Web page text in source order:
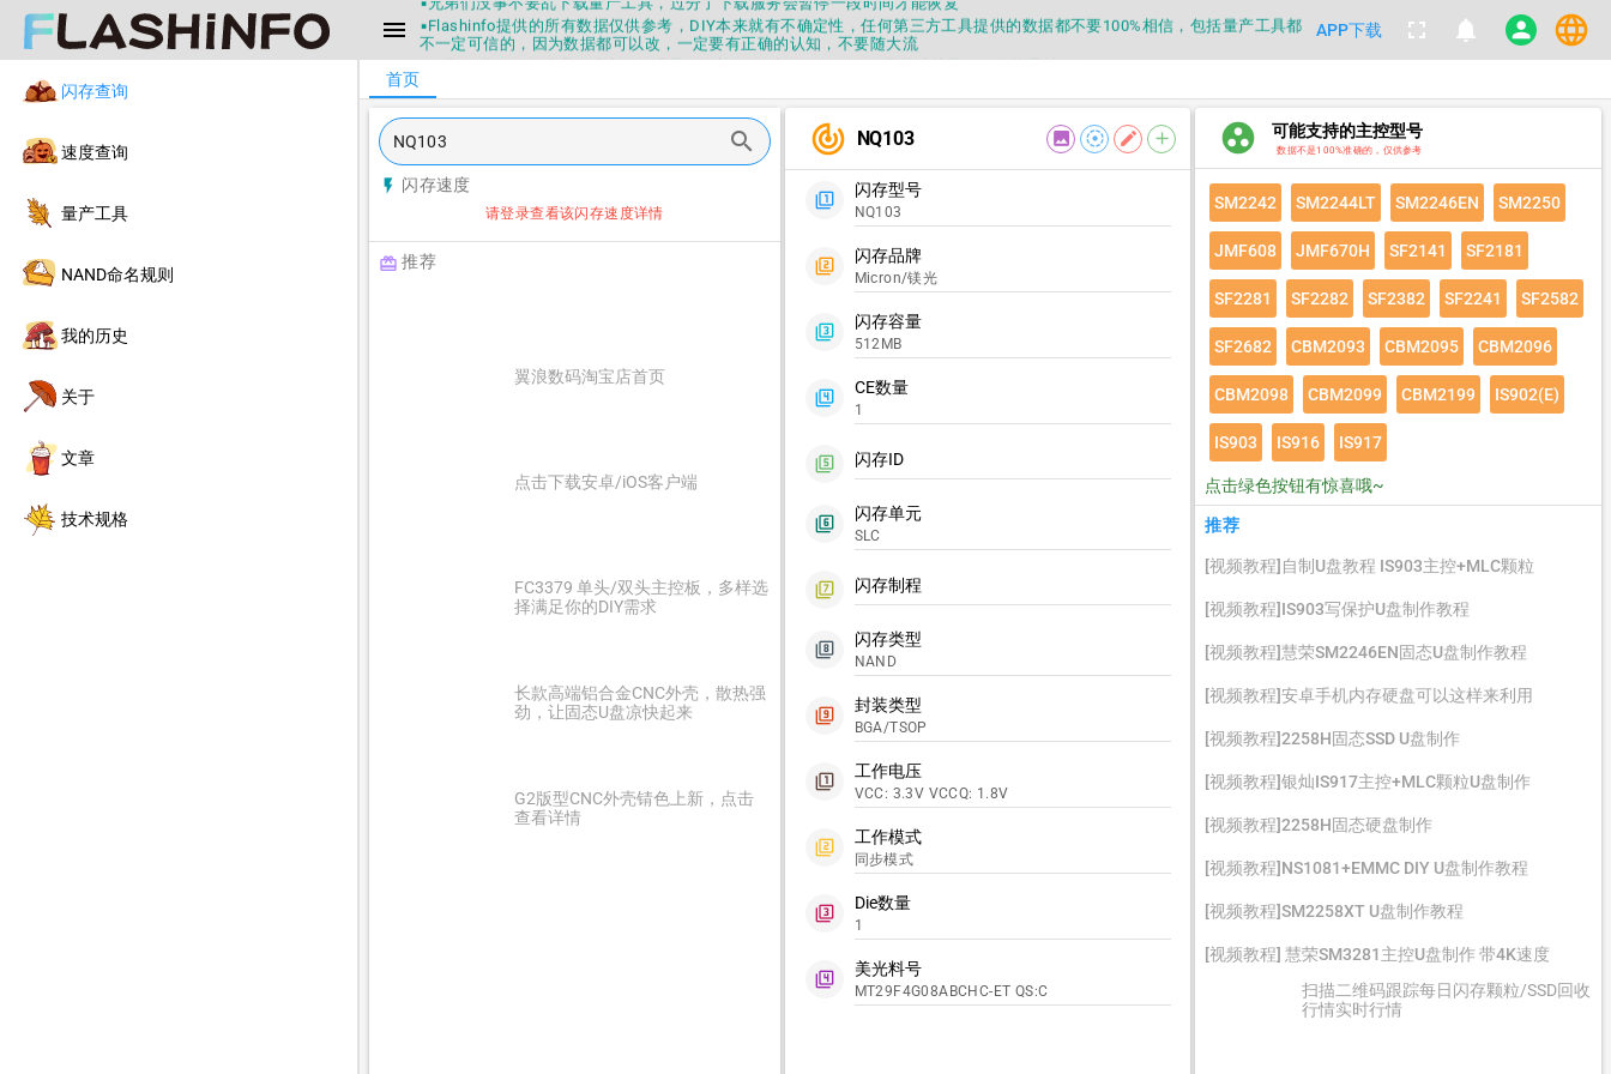
menu ▪Flashinfo提供的所有数据仅供参考，DIY本来就有不确定性，任何第三方工具提供的数据都不要100%相信，包括量产工具都
不一定可信的，因为数据都可以改，一定要有正确的认知，不要随大流
▪如果发现数据有错误，或者存在误导，欢迎积极反馈，Flashinfo尽量维护最正确的指导性数据
▪兄弟们没事不要乱下载量产工具，过分了下载服务会暂停一段时间才能恢复
▪Flashinfo提供的所有数据仅供参考，DIY本来就有不确定性，任何第三方工具提供的数据都不要100%相信，包括量产工具都
不一定可信的，因为数据都可以改，一定要有正确的认知，不要随大流
▪如果发现数据有错误，或者存在误导，欢迎积极反馈，Flashinfo尽量维护最正确的指导性数据
▪Flashinfo APP更新技术规格和量产工具标签啦，使用更加丝滑，快点击下载吧
APP下载 fullscreen notifications person language
闪存查询
速度查询
量产工具
NAND命名规则
我的历史
关于
文章
技术规格
search
flash_on 闪存速度
请登录查看该闪存速度详情
redeem 推荐
翼浪数码淘宝店首页
点击下载安卓/iOS客户端
FC3379 单头/双头主控板，多样选
择满足你的DIY需求
长款高端铝合金CNC外壳，散热强
劲，让固态U盘凉快起来
G2版型CNC外壳锖色上新，点击
查看详情
track_changes NQ103 image filter_tilt_shift edit add
filter_1
闪存型号
NQ103
filter_2
闪存品牌
Micron/镁光
filter_3
闪存容量
512MB
filter_4
CE数量
1
filter_5 闪存ID
filter_6
闪存单元
SLC
filter_7 闪存制程
filter_8
闪存类型
NAND
filter_9
封装类型
BGA/TSOP
filter_1
工作电压
VCC: 3.3V VCCQ: 1.8V
filter_2
工作模式
同步模式
filter_3
Die数量
1
filter_4
美光料号
MT29F4G08ABCHC-ET QS:C
group_work 可能支持的主控型号
数据不是100%准确的，仅供参考
SM2242 SM2244LT SM2246EN SM2250
JMF608 JMF670H SF2141 SF2181
SF2281 SF2282 SF2382 SF2241 SF2582
SF2682 CBM2093 CBM2095 CBM2096
CBM2098 CBM2099 CBM2199 IS902(E)
IS903 IS916 IS917
点击绿色按钮有惊喜哦~
推荐
[视频教程]自制U盘教程 IS903主控+MLC颗粒
[视频教程]IS903写保护U盘制作教程
[视频教程]慧荣SM2246EN固态U盘制作教程
[视频教程]安卓手机内存硬盘可以这样来利用
[视频教程]2258H固态SSD U盘制作
[视频教程]银灿IS917主控+MLC颗粒U盘制作
[视频教程]2258H固态硬盘制作
[视频教程]NS1081+EMMC DIY U盘制作教程
[视频教程]SM2258XT U盘制作教程
[视频教程] 慧荣SM3281主控U盘制作 带4K速度
扫描二维码跟踪每日闪存颗粒/SSD回收
行情实时行情
首页